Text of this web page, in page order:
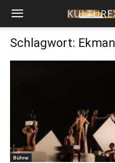
Schlagwort: Ekman
Bühne